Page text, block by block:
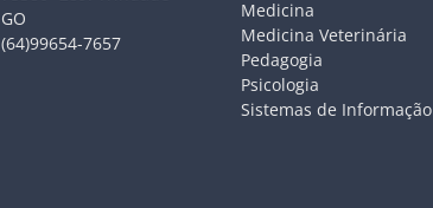
GO
(64)99654-7657
Medicina
Medicina Veterinária
Pedagogia
Psicologia
Sistemas de Informação